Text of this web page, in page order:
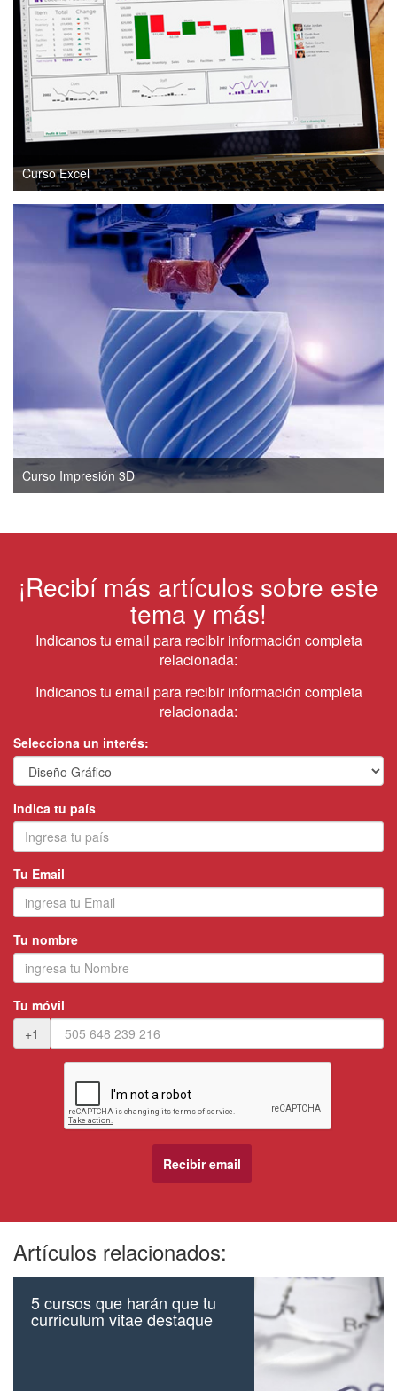
Curso Excel
Curso Impresión 3D
¡Recibí más artículos sobre este
tema y más!
Indicanos tu email para recibir información completa
relacionada:
Indicanos tu email para recibir información completa
relacionada:
Selecciona un interés:
Indica tu país
Tu Email
Tu nombre
Tu móvil
+1
Artículos relacionados:
5 cursos que harán que tu
curriculum vitae destaque